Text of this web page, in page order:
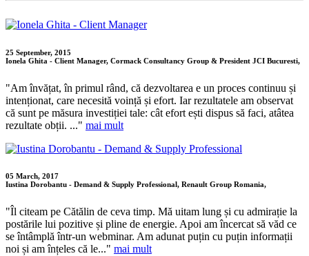
25 September, 2015
Ionela Ghita - Client Manager, Cormack Consultancy Group & President JCI Bucuresti,
"Am învățat, în primul rând, că dezvoltarea e un proces continuu și
intenționat, care necesită voință și efort. Iar rezultatele am observat
că sunt pe măsura investiției tale: cât efort ești dispus să faci, atâtea
rezultate obții. ..." mai mult
05 March, 2017
Iustina Dorobantu - Demand & Supply Professional, Renault Group Romania,
"Îl citeam pe Cătălin de ceva timp. Mă uitam lung și cu admirație la
postările lui pozitive și pline de energie. Apoi am încercat să văd ce
se întâmplă într-un webminar. Am adunat puțin cu puțin informații
noi și am înțeles că le..." mai mult